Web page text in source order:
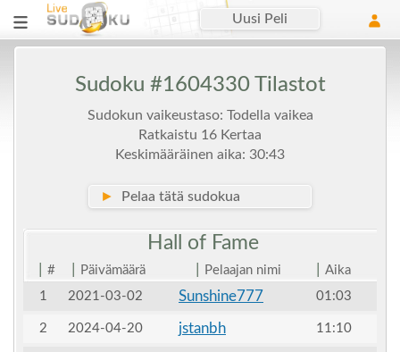
Uusi Peli
Sudoku #1604330 Tilastot
Sudokun vaikeustaso: Todella vaikea
Ratkaistu 16 Kertaa
Keskimääräinen aika: 30:43
► Pelaa tätä sudokua
Hall of Fame
# Päivämäärä Pelaajan nimi
Aika
1
2021-03-02 Sunshine777 01:03
2 2024-04-20 jstanbh 11:10